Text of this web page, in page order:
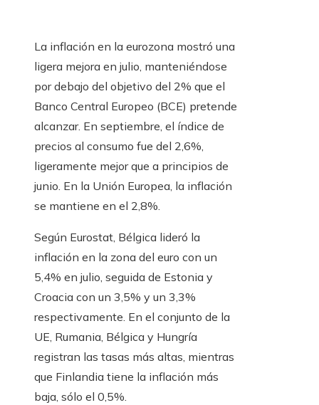
La inflación en la eurozona mostró una
ligera mejora en julio, manteniéndose
por debajo del objetivo del 2% que el
Banco Central Europeo (BCE) pretende
alcanzar. En septiembre, el índice de
precios al consumo fue del 2,6%,
ligeramente mejor que a principios de
junio. En la Unión Europea, la inflación
se mantiene en el 2,8%.
Según Eurostat, Bélgica lideró la
inflación en la zona del euro con un
5,4% en julio, seguida de Estonia y
Croacia con un 3,5% y un 3,3%
respectivamente. En el conjunto de la
UE, Rumania, Bélgica y Hungría
registran las tasas más altas, mientras
que Finlandia tiene la inflación más
baja, sólo el 0,5%.